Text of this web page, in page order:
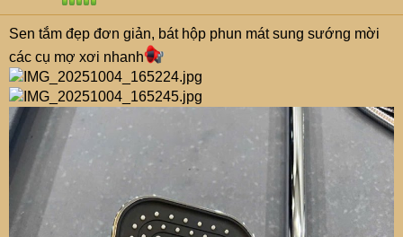
Sen tắm đẹp đơn giản, bát hộp phun mát sung sướng mời
các cụ mợ xơi nhanh